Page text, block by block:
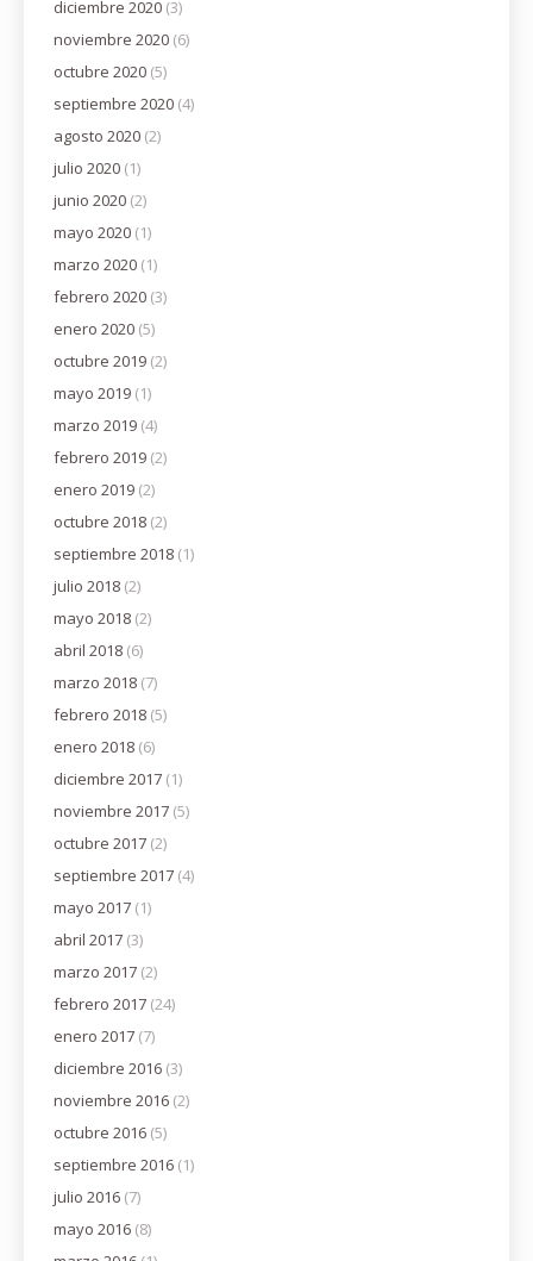
diciembre 2020 (3)
noviembre 2020 (6)
octubre 2020 (5)
septiembre 2020 (4)
agosto 2020 (2)
julio 2020 (1)
junio 2020 (2)
mayo 2020 (1)
marzo 2020 (1)
febrero 2020 (3)
enero 2020 (5)
octubre 2019 (2)
mayo 2019 (1)
marzo 2019 (4)
febrero 2019 (2)
enero 2019 (2)
octubre 2018 (2)
septiembre 2018 (1)
julio 2018 (2)
mayo 2018 (2)
abril 2018 (6)
marzo 2018 (7)
febrero 2018 (5)
enero 2018 (6)
diciembre 2017 (1)
noviembre 2017 (5)
octubre 2017 (2)
septiembre 2017 (4)
mayo 2017 (1)
abril 2017 (3)
marzo 2017 (2)
febrero 2017 (24)
enero 2017 (7)
diciembre 2016 (3)
noviembre 2016 (2)
octubre 2016 (5)
septiembre 2016 (1)
julio 2016 (7)
mayo 2016 (8)